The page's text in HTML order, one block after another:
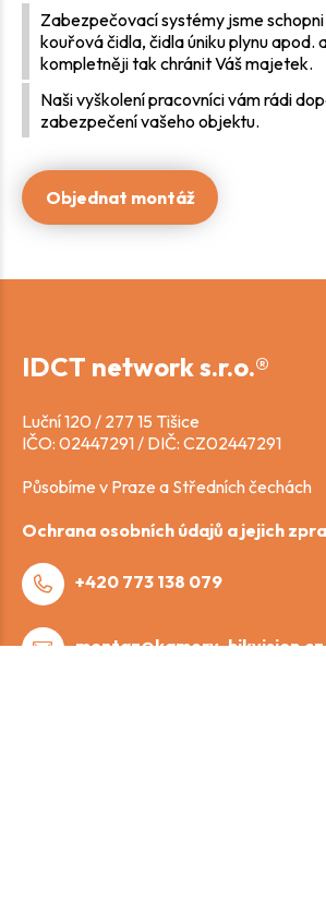
Zabezpečovací systémy jsme
kouřová čidla, čidla úniku plynu apod.
kompletněji tak chránit Váš majetek.
Naši vyškolení pracovníci vám rádi
zabezpečení vašeho objektu.
Objednat montáž
IDCT network s.r.o.®
Luční 120 / 277 15 Tišice
IČO: 02447291 / DIČ: CZ02447291
Působíme v Praze a Středních čechách
Ochrana osobních údajů a jejich
+420 773 138 079
montaz@kamery-hikvision.cz